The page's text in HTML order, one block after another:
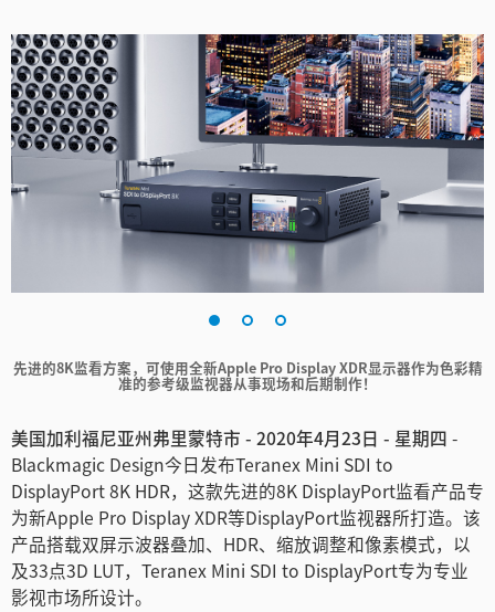
Brazil
Canada
中国
Denmark
Finland
中国香港
India
Italy
Japan
Korea
先进的8K监看方案，可使用全新Apple Pro Display XDR显示器作为色彩精
准的参考级监视器从事现场和后期制作！
美国加利福尼亚州弗里蒙特市 - 2020年4月23日 - 星期四 -
Blackmagic Design今日发布Teranex Mini SDI to
DisplayPort 8K HDR，这款先进的8K DisplayPort监看产品专
为新Apple Pro Display XDR等DisplayPort监视器所打造。该
产品搭载双屏示波器叠加、HDR、缩放调整和像素模式，以
及33点3D LUT，Teranex Mini SDI to DisplayPort专为专业
影视市场所设计。